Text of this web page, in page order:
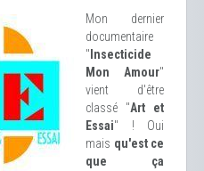
Mon dernier
documentaire
" Insecticide
Mon Amour"
vient d'être
classé "Art et
Essai" ! Oui
mais qu'est ce
que ça